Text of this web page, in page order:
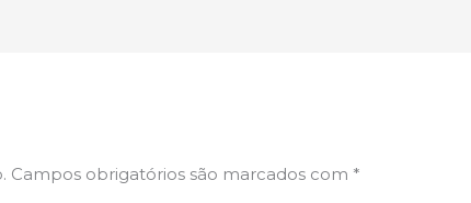
Campos obrigatórios são marcados com *